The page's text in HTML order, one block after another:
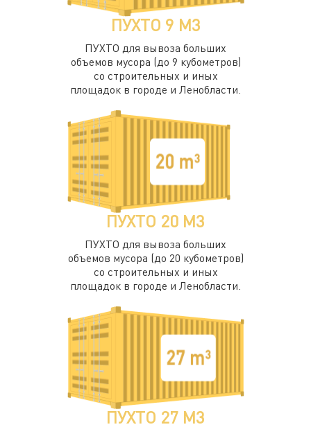
ПУХТО 9 М3
ПУХТО для вывоза больших
объемов мусора (до 9 кубометров)
со строительных и иных
площадок в городе и Ленобласти.
ПУХТО 20 М3
ПУХТО для вывоза больших
объемов мусора (до 20 кубометров)
со строительных и иных
площадок в городе и Ленобласти.
ПУХТО 27 М3